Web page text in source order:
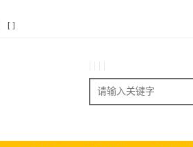
[ ]
搜索